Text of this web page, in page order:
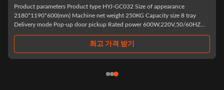
Product parameters Product type HYJ-GC032 Size of appearance
2180*1190*600(mm) Machine net weight 250KG Capacity size 8 tray
Delivery mode Pop-up door pickup Rated power 600W,220V,50/60HZ
Commodity stock 32 items Networking mode ...
최고 가격 받기